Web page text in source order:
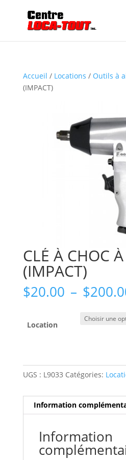
Accueil / Locations / Outils à
(IMPACT)
CLÉ À CHOC
(IMPACT)
$20.00 – $
Location
UGS : L9033 Catégories:
Information
Information